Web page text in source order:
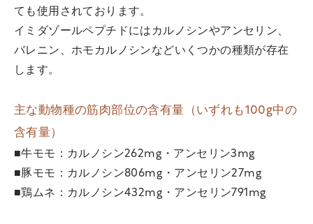
ても使用されております。
イミダゾールペプチドにはカルノシンやアンセリン、
バレニン、ホモカルノシンなどいくつかの種類が存在
します。
主な動物種の筋肉部位の含有量（いずれも100g中の
含有量）
■牛モモ：カルノシン262mg・アンセリン3mg
■豚モモ：カルノシン806mg・アンセリン27mg
■鶏ムネ：カルノシン432mg・アンセリン791mg